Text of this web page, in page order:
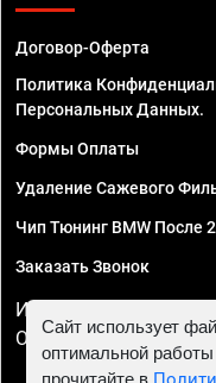
Договор-Оферта
Политика
Персональных Данных.
Формы Оплаты
Удаление Сажевого
Чип Тюнинг BMW После
Заказать Звонок
ИП Смирнов Георгий
ОГРНИП
Сайт использует
оптимальной
прочитайте в